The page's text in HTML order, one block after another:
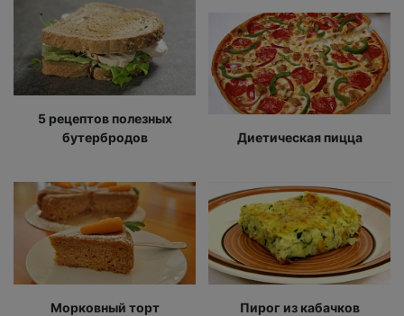
5 рецептов полезных
бутербродов
Морковный торт
Диетическая пицца
Пирог из кабачков